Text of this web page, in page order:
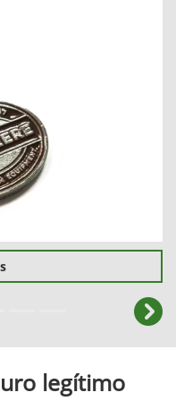
legítimo